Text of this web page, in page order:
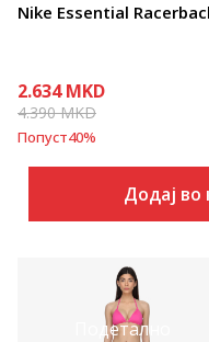
Nike Essential
2.634 MKD
4.390MKD
Попуст40%
Додај во
Подетално